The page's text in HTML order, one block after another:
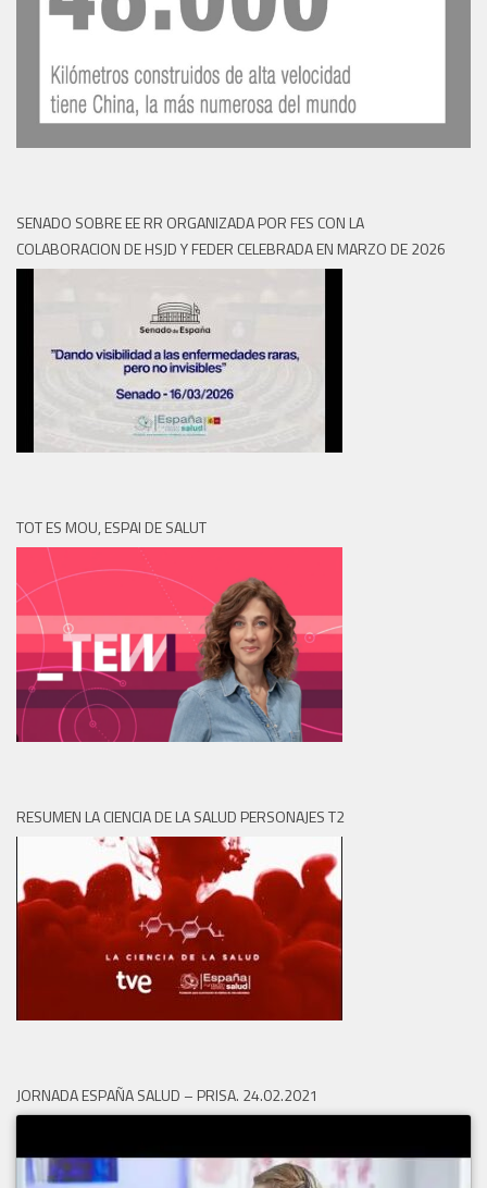
SENADO SOBRE EE RR ORGANIZADA POR FES CON LA
COLABORACION DE HSJD Y FEDER CELEBRADA EN MARZO DE 2026
TOT ES MOU, ESPAI DE SALUT
RESUMEN LA CIENCIA DE LA SALUD PERSONAJES T2
JORNADA ESPAÑA SALUD – PRISA. 24.02.2021